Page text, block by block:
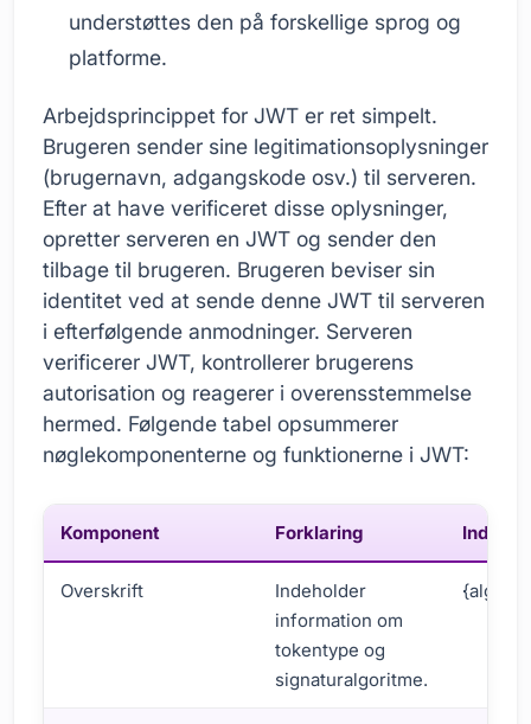
understøttes den på forskellige sprog og
platforme.
Arbejdsprincippet for JWT er ret simpelt.
Brugeren sender sine legitimationsoplysninger
(brugernavn, adgangskode osv.) til serveren.
Efter at have verificeret disse oplysninger,
opretter serveren en JWT og sender den
tilbage til brugeren. Brugeren beviser sin
identitet ved at sende denne JWT til serveren
i efterfølgende anmodninger. Serveren
verificerer JWT, kontrollerer brugerens
autorisation og reagerer i overensstemmelse
hermed. Følgende tabel opsummerer
nøglekomponenterne og funktionerne i JWT:
Komponent Forklaring Indhold
Overskrift
Indeholder
information om
tokentype og
signaturalgoritme.
{alg: